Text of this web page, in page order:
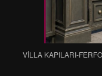
VİLLA KAPILARI-